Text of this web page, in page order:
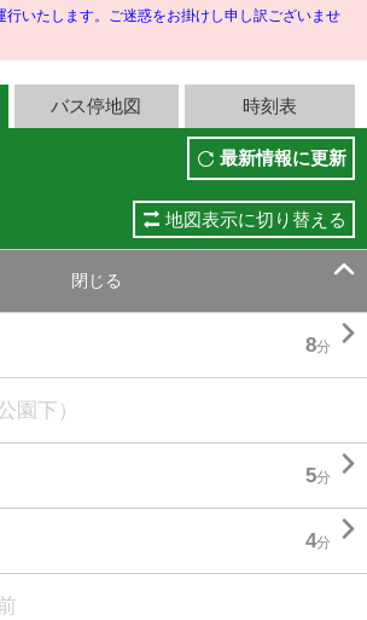
行いたします。ご迷惑をお掛けし申し訳ございませ
バス停地図 時刻表
最新情報に更新
地図表示に切り替える
閉じる 
8分 
園下）
5分 
4分 